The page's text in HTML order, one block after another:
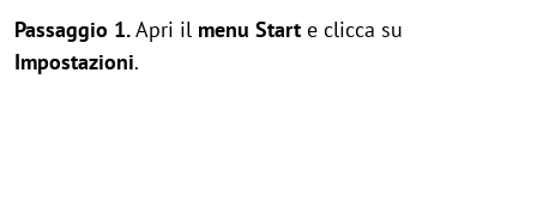
Passaggio 1.Apri il menu Start e clicca su
Impostazioni.